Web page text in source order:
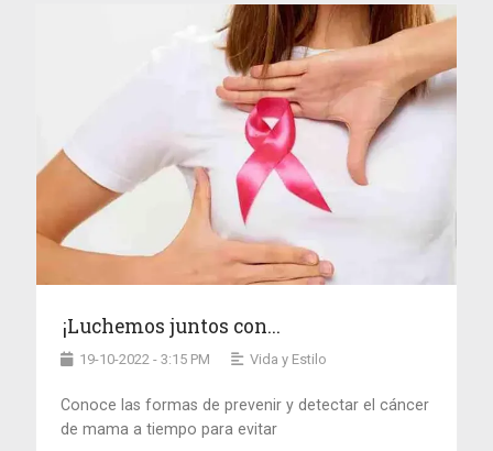
¡Luchemos juntos con...
19-10-2022 - 3:15 PM Vida y Estilo
Conoce las formas de prevenir y detectar el cáncer
de mama a tiempo para evitar